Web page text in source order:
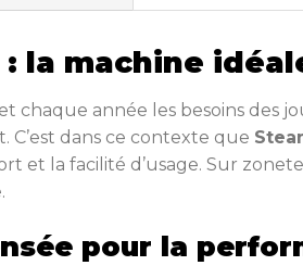
la machine
chaque année les besoins des
C’est dans ce contexte que
et la facilité d’usage. Sur
pour la